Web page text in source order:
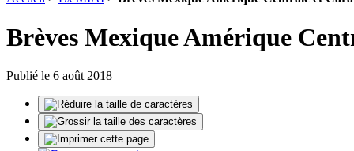
Brèves Mexique Amérique
Publié le 6 août 2018